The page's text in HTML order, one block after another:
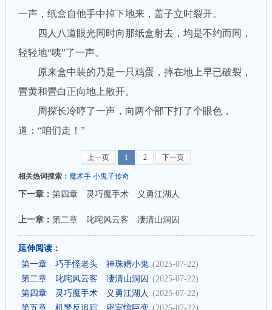
一声，纸盒自他手中掉下地来，盖子立时裂开。
四人八道眼光同时向那纸盒射去，均是不约而同，
轻轻地“咦”了一声。
原来盒中装的乃是一只鸡蛋，摔在地上早已破裂，
畳黄和畳白正向地上散开。
周探长冷哼了一声，向两个部下打了个眼色，
道：“咱们走！”
上一页 1 2 下一页
相关热词搜索： 魔术手 小鬼子传奇
下一章： 第四章 灵巧魔手术 义勇江湖人
上一章： 第二章 叱咤风云客 凄清山洞囚
延伸阅读：
·第一章 巧手怪老头 神珠赠小鬼 (2025-07-22)
·第二章 叱咤风云客 凄清山洞囚 (2025-07-22)
·第四章 灵巧魔手术 义勇江湖人 (2025-07-22)
·第五章 机警反追踪 密室惊巨变 (2025-07-22)